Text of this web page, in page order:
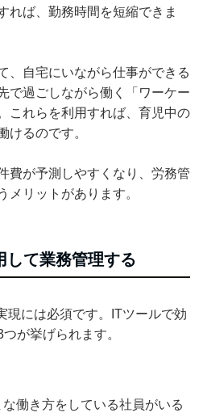
れば、勤務時間を短縮できま
、自宅にいながら仕事ができる
で過ごしながら働く「ワーケー
これらを利用すれば、育児中の
けるのです。
費が予測しやすくなり、労務管
メリットがあります。
して業務管理する
現には必須です。ITツールで効
が挙げられます。
働き方をしている社員がいる